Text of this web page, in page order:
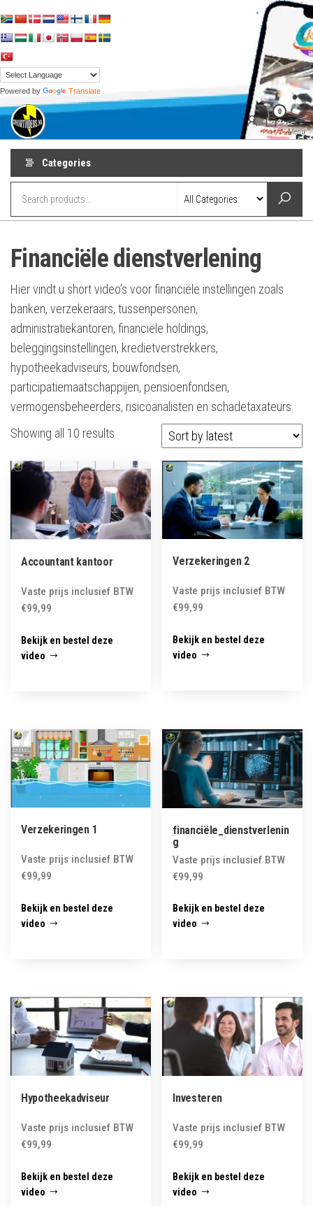
to
content
Powered by Translate
shortvideos.nl
ondernemers
0
Menu
Categories
Financiële dienstverlening
Hier vindt u short video’s voor financiële instellingen zoals
banken, verzekeraars, tussenpersonen,
administratiekantoren, financiële holdings,
beleggingsinstellingen, kredietverstrekkers,
hypotheekadviseurs, bouwfondsen,
participatiemaatschappijen, pensioenfondsen,
vermogensbeheerders, risicoanalisten en schadetaxateurs.
Showing all 10 results
latest
Accountant kantoor
Vaste prijs inclusief BTW
€99,99
Bekijk en bestel deze
video
Verzekeringen 2
Vaste prijs inclusief BTW
€99,99
Bekijk en bestel deze
video
Verzekeringen 1
Vaste prijs inclusief BTW
€99,99
Bekijk en bestel deze
video
financiële_dienstverlenin
g
Vaste prijs inclusief BTW
€99,99
Bekijk en bestel deze
video
Hypotheekadviseur
Vaste prijs inclusief BTW
€99,99
Bekijk en bestel deze
video
Investeren
Vaste prijs inclusief BTW
€99,99
Bekijk en bestel deze
video